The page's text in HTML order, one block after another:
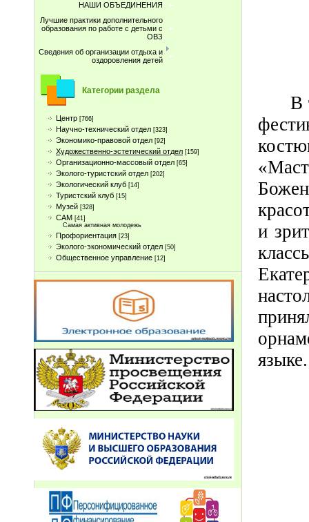
НАШИ ОБЪЕДИНЕНИЯ
Лучшие практики дополнительного
образования по работе с детьми с
ОВЗ
Сведения об организации отдыха и
оздоровления детей
Категории раздела
Центр [766]
Научно-технический отдел [323]
Экономико-правовой отдел [92]
Художественно-эстетический отдел [159]
Организационно-массовый отдел [65]
Эколого-туристский отдел [202]
Экологический клуб [14]
Туристcкий клуб [15]
Музей [328]
САМ [41]
Самая активная молодежь
Профориентация [23]
Эколого-экономический отдел [50]
Общественное управление [12]
В
и
языке.